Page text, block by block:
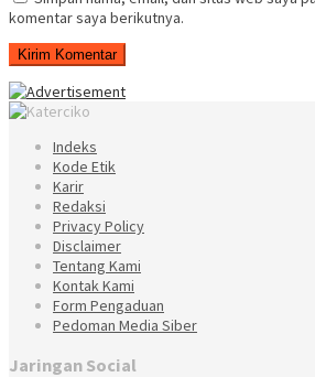
komentar saya berikutnya.
Indeks
Kode Etik
Karir
Redaksi
Privacy Policy
Disclaimer
Tentang Kami
Kontak Kami
Form Pengaduan
Pedoman Media Siber
Jaringan Social